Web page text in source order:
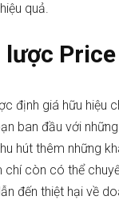
quả.
định giá hữu
ban đầu với
hút thêm những
còn có thể
đến thiệt hại về